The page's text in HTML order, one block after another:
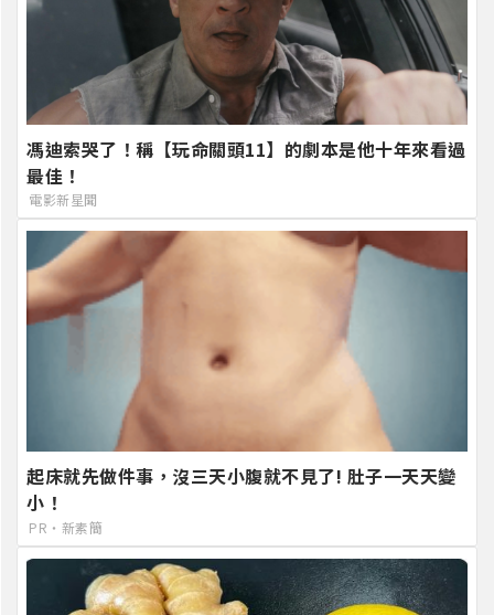
馮迪索哭了！稱【玩命關頭11】的劇本是他十年來看過
最佳！
電影新星聞
起床就先做件事，沒三天小腹就不見了! 肚子一天天變
小！
PR・新素簡